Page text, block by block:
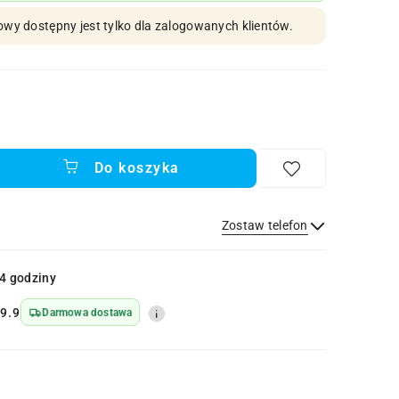
dostępny jest tylko dla zalogowanych klientów.
Do koszyka
Zostaw telefon
godziny
Darmowa dostawa